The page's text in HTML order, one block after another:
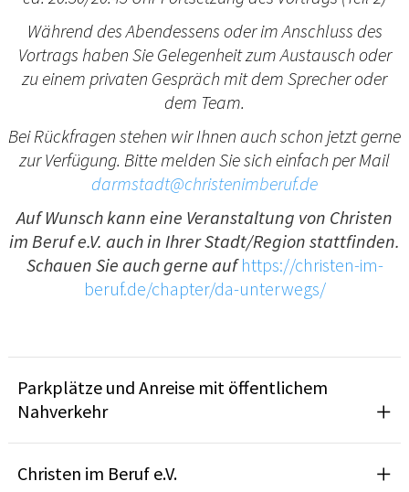
Während des Abendessens oder im Anschluss des
Vortrags haben Sie Gelegenheit zum Austausch oder
zu einem privaten Gespräch mit dem Sprecher oder
dem Team.
Bei Rückfragen stehen wir Ihnen auch schon jetzt gerne
zur Verfügung. Bitte melden Sie sich einfach per Mail
darmstadt@christenimberuf.de
Auf Wunsch kann eine Veranstaltung von Christen
im Beruf e.V. auch in Ihrer Stadt/Region stattfinden.
Schauen Sie auch gerne aufhttps://christen-im-
beruf.de/chapter/da-unterwegs/
Parkplätze und Anreise mit öffentlichem
Nahverkehr
Christen im Beruf e.V.